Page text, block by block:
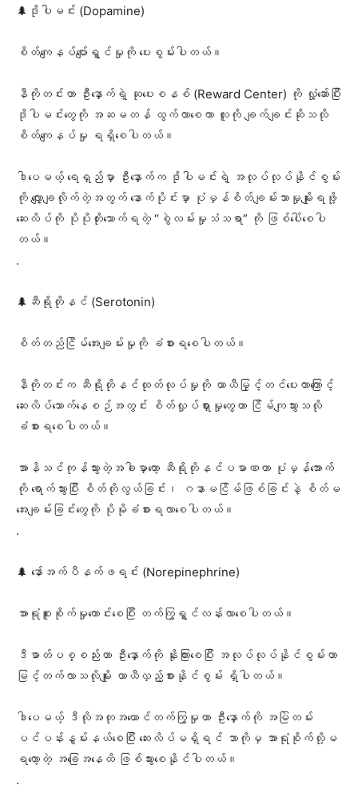
‎🌲ဒိုပါမင်း (Dopamine)
စိတ်ကျေနပ်ပျော်ရွှင်မှုကို ပေးစွမ်းပါတယ်။
‎နီကိုတင်းဟာ ဦးနှောက်ရဲ့ ဆုပေးစနစ် (Reward Center) ကို လှုံ့ဆော်ပြီး
ဒိုပါမင်းတွေကို အဆမတန် ထွက်လာစေကာ လူကို ချက်ချင်းဆိုသလို
စိတ်ကျေနပ်မှု ရရှိစေပါတယ်။
‎ဒါပေမယ့် ရေရှည်မှာ ဦးနှောက်က ဒိုပါမင်းရဲ့ အလုပ်လုပ်နိုင်စွမ်း
ကို လျှော့ချလိုက်တဲ့အတွက် နောက်ပိုင်းမှာ ပုံမှန်စိတ်ချမ်းသာမှုမျိုးရဖို့
ဆေးလိပ်ကို ပိုပိုတိုးသောက်ရတဲ့ “စွဲလမ်းမှုသံသရာ” ကို ဖြစ်ပေါ်စေပါ
တယ်။
‎.
‎🌲ဆီရိုတိုနင် (Serotonin)
စိတ်တည်ငြိမ်အေးချမ်းမှုကို ခံစားရစေပါတယ်။
‎နီကိုတင်းက ဆီရိုတိုနင်ထုတ်လုပ်မှုကို ယာယီမြှင့်တင်ပေးတာကြောင့်
ဆေးလိပ်သောက်နေစဉ်အတွင်း စိတ်လှုပ်ရှားမှုတွေဟာ ငြိမ်ကျသွားသလို
ခံစားရစေပါတယ်။
‎အာနိသင်ကုန်သွားတဲ့အခါမှာတော့ ဆီရိုတိုနင်ပမာဏဟာ ပုံမှန်အောက်
ကို ရောက်သွားပြီး စိတ်တိုလွယ်ခြင်း၊ ဂနာမငြိမ်ဖြစ်ခြင်းနဲ့ စိတ်မ
အေးချမ်းခြင်းတွေကို ပိုမိုခံစားရလာစေပါတယ်။
‎.
‎🌲 နော်အက်ပီနက်ဖရင်း (Norepinephrine)
အာရုံစူးစိုက်မှုကောင်းစေပြီး တက်ကြွရွှင်လန်းလာစေပါတယ်။
‎ဒီဓာတ်ပစ္စည်းဟာ ဦးနှောက်ကို နိုးကြားစေပြီး အလုပ်လုပ်နိုင်စွမ်းဟာ
မြင့်တက်လာသလိုမျိုး ယာယီလှည့်စားနိုင်စွမ်း ရှိပါတယ်။
‎ဒါပေမယ့် ဒီလိုအတုအယောင်တက်ကြွမှုဟာ ဦးနှောက်ကို အမြဲတမ်း
ပင်ပန်းနွမ်းနယ်စေပြီး ဆေးလိပ်မရှိရင် ဘာကိုမှ အာရုံစိုက်လို့မ
ရတော့တဲ့ အခြေအနေထိ ဖြစ်သွားစေနိုင်ပါတယ်။
‎.